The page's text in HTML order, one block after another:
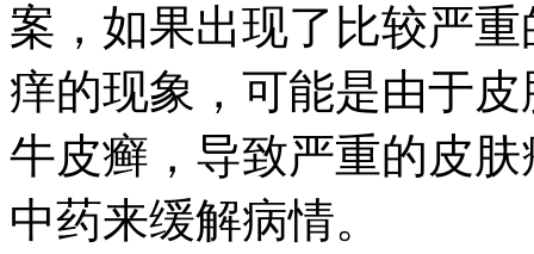
案，如果出现了比较严
痒的现象，可能是由于
牛皮癣，导致严重的皮
中药来缓解病情。